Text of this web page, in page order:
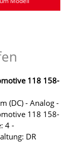
118 158-
(DC) - Analog -
118 158-
4 -
DR